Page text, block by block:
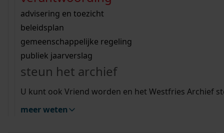
bouwvergunningen
omgevingsvergunningen
vergunningen
beeld en geluid
uitleg nodig?
Wij helpen u op weg met een aantal zoektips.
bekijk alle zoektips
Wij helpen u op weg met een aantal zoektips.
bekijk alle zoektips
bekijk ons geschiedenislokaal
advisering en toezicht
beleidsplan
gemeenschappelijke regeling
publiek jaarverslag
steun het archief
U kunt ook Vriend worden en het Westfries Archief
meer weten
zoektips
Mijn Studiezaal (inloggen)
uw zoekopdracht te